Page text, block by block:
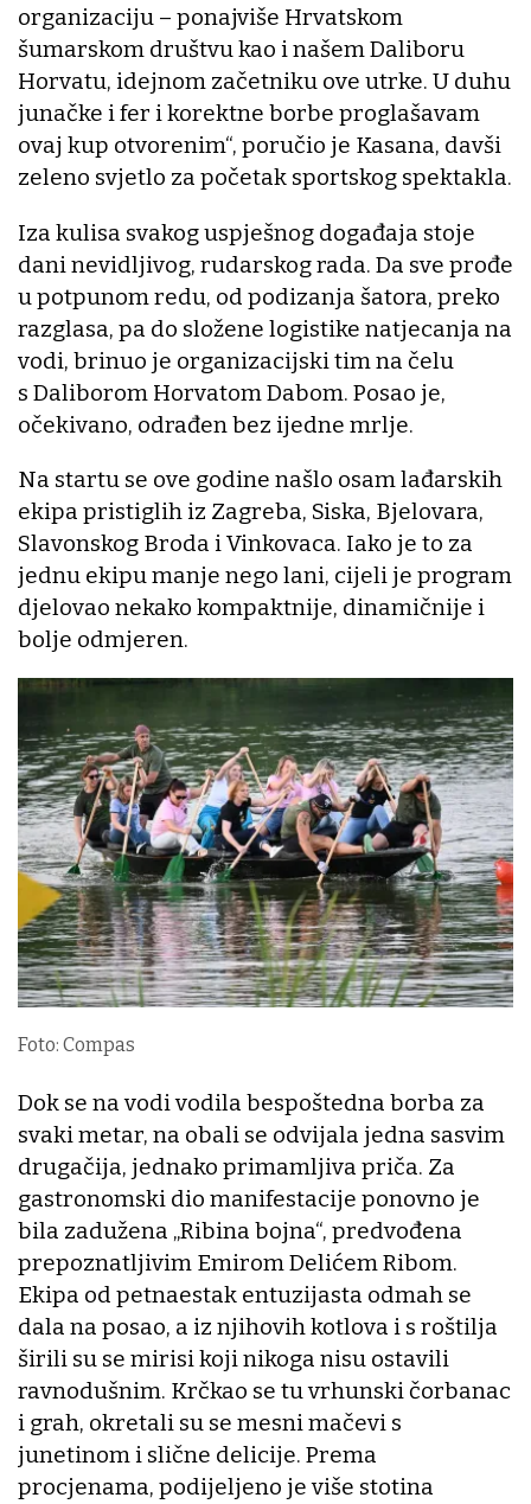
organizaciju – ponajviše Hrvatskom
šumarskom društvu kao i našem Daliboru
Horvatu, idejnom začetniku ove utrke. U duhu
junačke i fer i korektne borbe proglašavam
ovaj kup otvorenim“, poručio je Kasana, davši
zeleno svjetlo za početak sportskog spektakla.
Iza kulisa svakog uspješnog događaja stoje
dani nevidljivog, rudarskog rada. Da sve prođe
u potpunom redu, od podizanja šatora, preko
razglasa, pa do složene logistike natjecanja na
vodi, brinuo je organizacijski tim na čelu
s Daliborom Horvatom Dabom. Posao je,
očekivano, odrađen bez ijedne mrlje.
Na startu se ove godine našlo osam lađarskih
ekipa pristiglih iz Zagreba, Siska, Bjelovara,
Slavonskog Broda i Vinkovaca. Iako je to za
jednu ekipu manje nego lani, cijeli je program
djelovao nekako kompaktnije, dinamičnije i
bolje odmjeren.
Foto: Compas
Dok se na vodi vodila bespoštedna borba za
svaki metar, na obali se odvijala jedna sasvim
drugačija, jednako primamljiva priča. Za
gastronomski dio manifestacije ponovno je
bila zadužena „Ribina bojna“, predvođena
prepoznatljivim Emirom Delićem Ribom.
Ekipa od petnaestak entuzijasta odmah se
dala na posao, a iz njihovih kotlova i s roštilja
širili su se mirisi koji nikoga nisu ostavili
ravnodušnim. Krčkao se tu vrhunski čorbanac
i grah, okretali su se mesni mačevi s
junetinom i slične delicije. Prema
procjenama, podijeljeno je više stotina